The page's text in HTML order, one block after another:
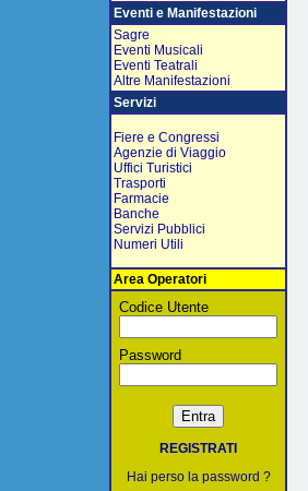
Eventi e Manifestazioni
Sagre
Eventi Musicali
Eventi Teatrali
Altre Manifestazioni
Servizi
Fiere e Congressi
Agenzie di Viaggio
Uffici Turistici
Trasporti
Farmacie
Banche
Servizi Pubblici
Numeri Utili
Area Operatori
Codice Utente
Password
REGISTRATI
Hai perso la password ?